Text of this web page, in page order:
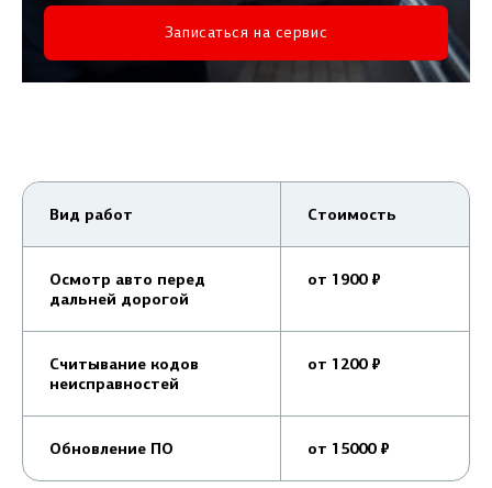
Записаться на сервис
Вид работ Стоимость
Осмотр авто перед
дальней дорогой
от 1900 ₽
Считывание кодов
неисправностей
от 1200 ₽
Обновление ПО от 15000 ₽